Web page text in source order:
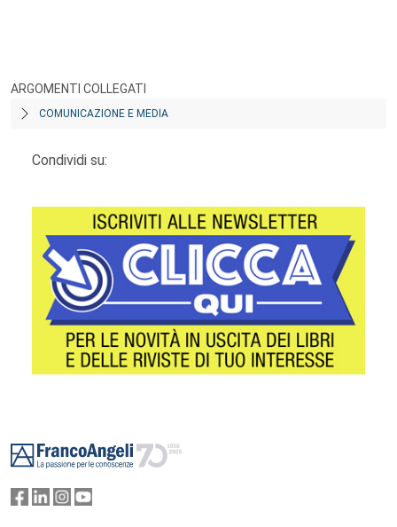
ARGOMENTI COLLEGATI
COMUNICAZIONE E MEDIA
Condividi su: